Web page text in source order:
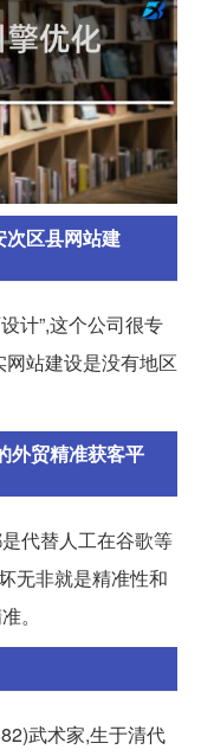
次区县网站建
计”,这个公司很专
站建设是没有地区
外贸精准获客平
代替人工在谷歌等
无非就是精准性和
。
武术家,生于清代